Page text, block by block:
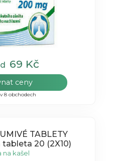
69 Kč
ceny
8 obchodech
TABLETY
20 (2X10)
na kašel